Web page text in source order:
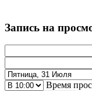
Запись на
Время